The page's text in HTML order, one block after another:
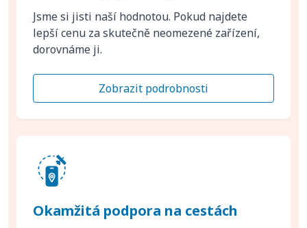
Jsme si jisti naší hodnotou. Pokud najdete
lepší cenu za skutečně neomezené zařízení,
dorovnáme ji.
Zobrazit podrobnosti
Okamžitá podpora na cestách